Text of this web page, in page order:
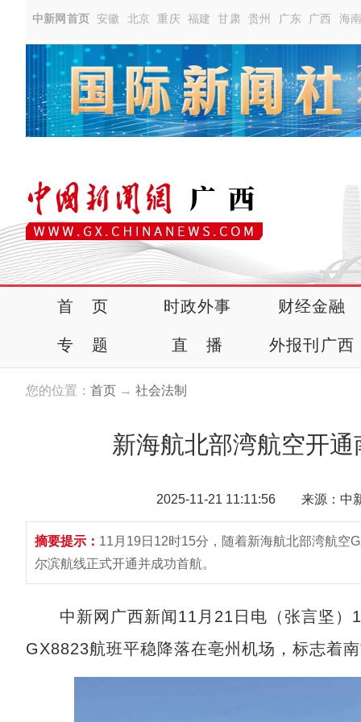
中新网首页 安徽 北京 重庆 福建 甘肃 贵州 广东 广西 海
首 页 时政外事 财经金融
专 题 直 播 外报刊广西
您的位置： 首页 → 社会法制
新海航北部湾航空开
2025-11-21 11:11:56 来源：中
摘要提示： 11月19日12时15分，随着新海航北部湾航空
尔滨航线正式开通并成功首航。
中新网广西新闻11月21日电（张言坚）
GX8823航班平稳降落在亳州机场，标志着